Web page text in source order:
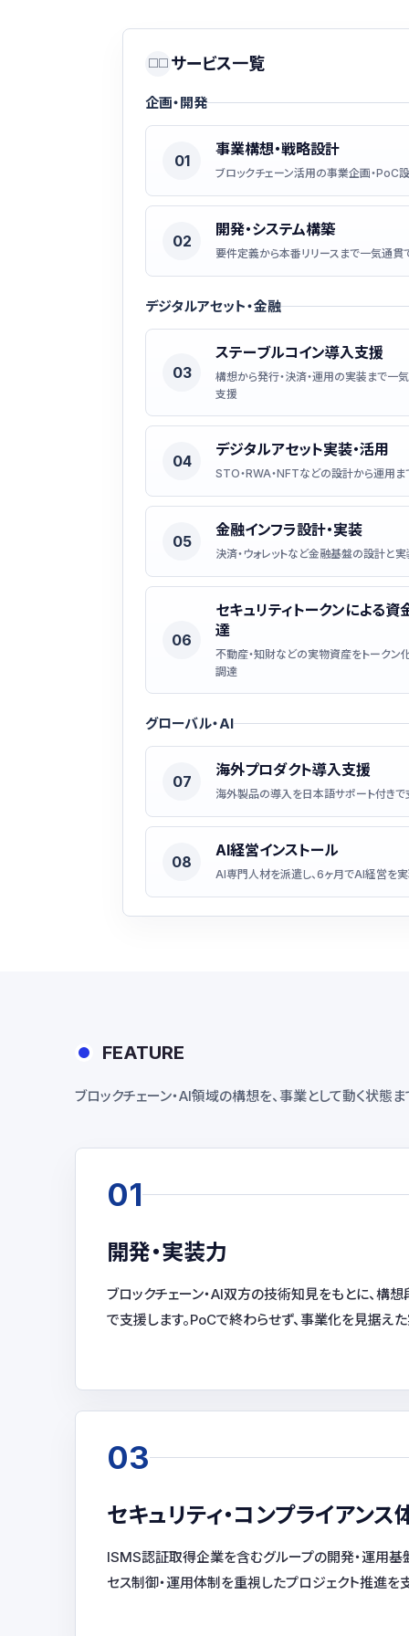
□□ サービス一覧
企画・開発
01
事業構想・戦略設計
ブロックチェーン活用の事業企画・PoC
02
開発・システム構築
要件定義から本番リリースまで一気通貫
デジタルアセット・金融
03
ステーブルコイン導入支援
構想から発行・決済・運用の実装まで一
支援
04
デジタルアセット実装・活用
STO・RWA・NFTなどの設計から運用ま
05
金融インフラ設計・実装
決済・ウォレットなど金融基盤の設計と
06
セキュリティトークンによる資
達
不動産・知財などの実物資産をトークン
調達
グローバル・AI
07
海外プロダクト導入支援
海外製品の導入を日本語サポート付きで
08
AI経営インストール
AI専門人材を派遣し、6ヶ月でAI経営を
FEATURE
ブロックチェーン・AI領域の構想を、事業として動く状態
01
開発・実装力
ブロックチェーン・AI双方の技術知見をもとに、構
で支援します。PoCで終わらせず、事業化を見据え
03
セキュリティ・コンプライアンス
ISMS認証取得企業を含むグループの開発・運用基
セス制御・運用体制を重視したプロジェクト推進を